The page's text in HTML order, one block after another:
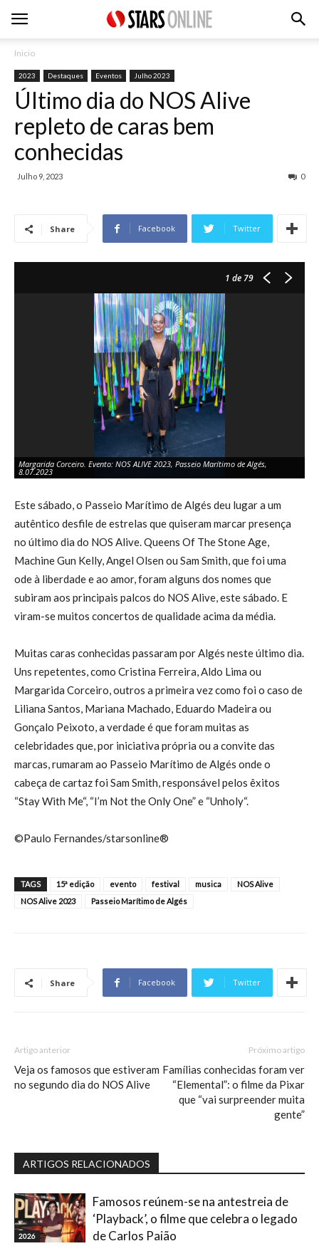
Inicio
2023 Destaques Eventos Julho 2023
Último dia do NOS Alive
repleto de caras bem
conhecidas
Julho 9, 2023 0
Share Facebook Twitter
1 de 79
Margarida Corceiro. Evento: NOS ALIVE 2023, Passeio Marítimo de Algés,
8.07.2023
Este sábado, o Passeio Marítimo de Algés deu lugar a um
autêntico desfile de estrelas que quiseram marcar presença
no último dia do NOS Alive. Queens Of The Stone Age,
Machine Gun Kelly, Angel Olsen ou Sam Smith, que foi uma
ode à liberdade e ao amor, foram alguns dos nomes que
subiram aos principais palcos do NOS Alive, este sábado. E
viram-se muitos concertos de qualidade acima da média.
Muitas caras conhecidas passaram por Algés neste último dia.
Uns repetentes, como Cristina Ferreira, Aldo Lima ou
Margarida Corceiro, outros a primeira vez como foi o caso de
Liliana Santos, Mariana Machado, Eduardo Madeira ou
Gonçalo Peixoto, a verdade é que foram muitas as
celebridades que, por iniciativa própria ou a convite das
marcas, rumaram ao Passeio Marítimo de Algés onde o
cabeça de cartaz foi Sam Smith, responsável pelos êxitos
“Stay With Me“, “I’m Not the Only One” e “Unholy“.
©Paulo Fernandes/starsonline®
TAGS 15ª edição evento festival musica
NOS Alive
NOS Alive 2023
Passeio Marítimo de Algés
Share Facebook Twitter
Artigo anterior
Veja os famosos que estiveram
no segundo dia do NOS Alive
Próximo artigo
Famílias conhecidas foram ver
“Elemental”: o filme da Pixar
que “vai surpreender muita
gente”
ARTIGOS RELACIONADOS
2026
Famosos reúnem-se na antestreia de
‘Playback’, o filme que celebra o legado
de Carlos Paião